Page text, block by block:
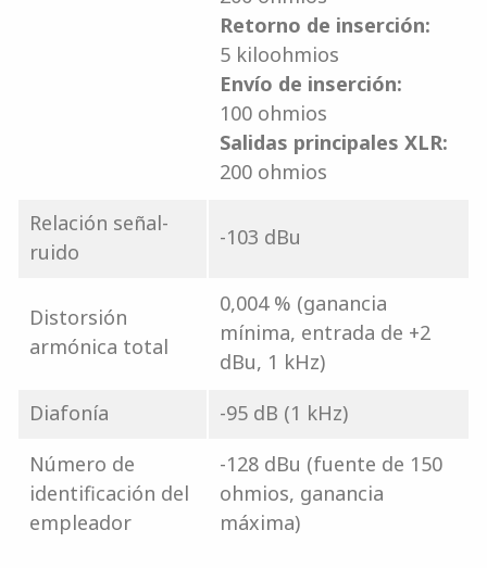
Retorno de inserción:
5 kiloohmios
Envío de inserción:
100 ohmios
Salidas principales XLR:
200 ohmios
Relación señal-
ruido
-103 dBu
Distorsión
armónica total
0,004 % (ganancia
mínima, entrada de +2
dBu, 1 kHz)
Diafonía
-95 dB (1 kHz)
Número de
identificación del
empleador
-128 dBu (fuente de 150
ohmios, ganancia
máxima)